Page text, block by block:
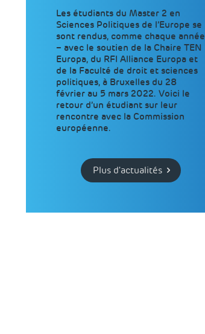
Les étudiants du Master 2 en
Sciences Politiques de l’Europe se
sont rendus, comme chaque année
– avec le soutien de la Chaire TEN
Europa, du RFI Alliance Europa et
de la Faculté de droit et sciences
politiques, à Bruxelles du 28
février au 5 mars 2022. Voici le
retour d’un étudiant sur leur
rencontre avec la Commission
européenne.
Plus d'actualités